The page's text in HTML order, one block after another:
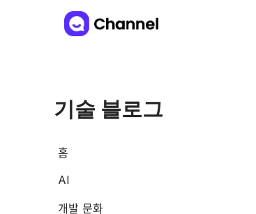
기술 블로그
홈
AI
개발 문화